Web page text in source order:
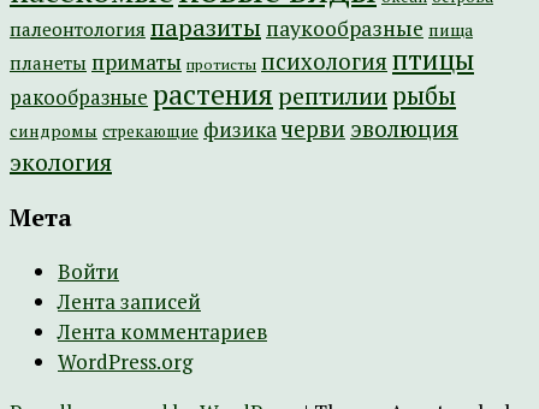
палеонтология паразиты паукообразные пища
планеты приматы протисты психология птицы
ракообразные растениярептилиирыбы
синдромы стрекающие физикачерви эволюция
экология
Мета
Войти
Лента записей
Лента комментариев
WordPress.org